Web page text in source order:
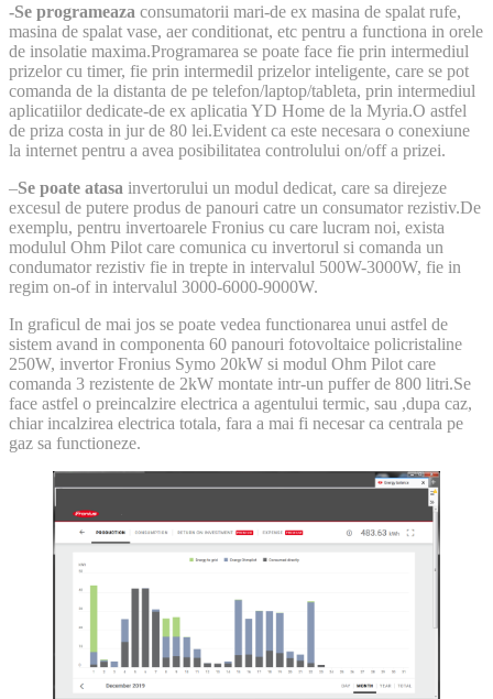
-Se programeaza consumatorii mari-de ex masina de spalat rufe,
masina de spalat vase, aer conditionat, etc pentru a functiona in orele
de insolatie maxima.Programarea se poate face fie prin intermediul
prizelor cu timer, fie prin intermedil prizelor inteligente, care se pot
comanda de la distanta de pe telefon/laptop/tableta, prin intermediul
aplicatiilor dedicate-de ex aplicatia YD Home de la Myria.O astfel
de priza costa in jur de 80 lei.Evident ca este necesara o conexiune
la internet pentru a avea posibilitatea controlului on/off a prizei.
–Se poate atasa invertorului un modul dedicat, care sa direjeze
excesul de putere produs de panouri catre un consumator rezistiv.De
exemplu, pentru invertoarele Fronius cu care lucram noi, exista
modulul Ohm Pilot care comunica cu invertorul si comanda un
condumator rezistiv fie in trepte in intervalul 500W-3000W, fie in
regim on-of in intervalul 3000-6000-9000W.
In graficul de mai jos se poate vedea functionarea unui astfel de
sistem avand in componenta 60 panouri fotovoltaice policristaline
250W, invertor Fronius Symo 20kW si modul Ohm Pilot care
comanda 3 rezistente de 2kW montate intr-un puffer de 800 litri.Se
face astfel o preincalzire electrica a agentului termic, sau ,dupa caz,
chiar incalzirea electrica totala, fara a mai fi necesar ca centrala pe
gaz sa functioneze.